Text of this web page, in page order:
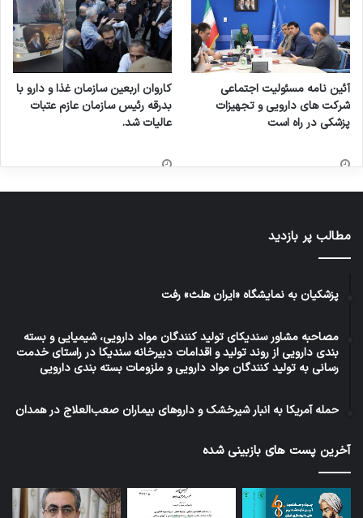
آئین نامه مسئولیت اجتماعی
شرکت های دارویی و تجهیزات
پزشکی در راه است
کاروان اربعین سازمان غذا و دارو با
بدرقه رئیس سازمان عازم عتبات
عالیات شد.
مطالب پر بازدید
پزشکیان به نمایشگاه «ایران هلث» رفت
مصاحبه مشاور سندیکای تولید کنندگان مواد دارویی، شیمیایی و بسته
بندی دارویی از روند تولید و اقدامات دبیرخانه سندیکا در راستای خدمت
رسانی به تولید کنندگان مواد دارویی و ملزومات بسته بندی دارویی
حمله آمریکا به انبار شیرخشک و داروهای بیماران صعب‌العلاج در همدان
آخرین پست های بازبینی شده